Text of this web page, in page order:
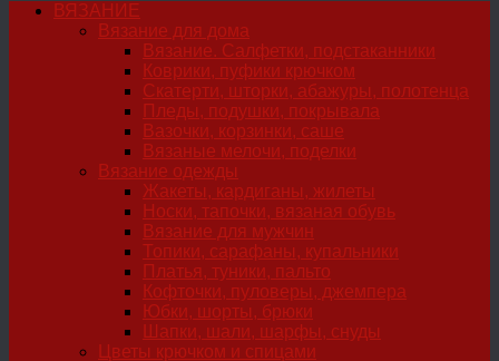
ВЯЗАНИЕ
Вязание для дома
Вязание. Салфетки, подстаканники
Коврики, пуфики крючком
Скатерти, шторки, абажуры, полотенца
Пледы, подушки, покрывала
Вазочки, корзинки, саше
Вязаные мелочи, поделки
Вязание одежды
Жакеты, кардиганы, жилеты
Носки, тапочки, вязаная обувь
Вязание для мужчин
Топики, сарафаны, купальники
Платья, туники, пальто
Кофточки, пуловеры, джемпера
Юбки, шорты, брюки
Шапки, шали, шарфы, снуды
Цветы крючком и спицами